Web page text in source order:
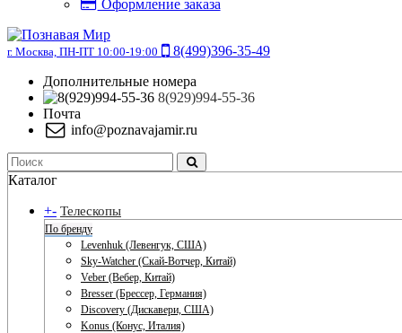
Оформление заказа
г. Москва, ПН-ПТ 10:00-19:00
8(499)396-35-49
Дополнительные номера
8(929)994-55-36
Почта
info@poznavajamir.ru
Каталог
+- Телескопы
По бренду
Levenhuk (Левенгук, США)
Sky-Watcher (Скай-Вотчер, Китай)
Veber (Вебер, Китай)
Bresser (Брессер, Германия)
Discovery (Дискавери, США)
Konus (Конус, Италия)